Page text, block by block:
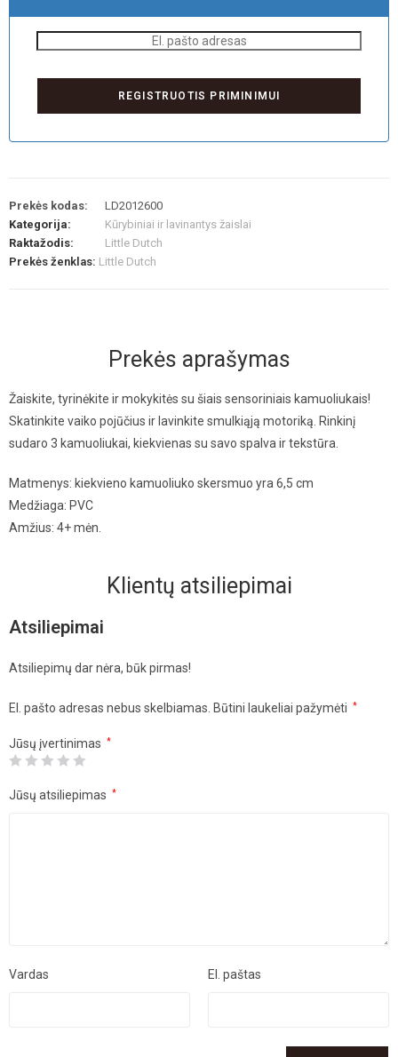
Prekės kodas:
LD2012600
Kategorija:
Kūrybiniai ir lavinantys žaislai
Raktažodis:
Little Dutch
Prekės ženklas: Little Dutch
Prekės aprašymas
Žaiskite, tyrinėkite ir mokykitės su šiais sensoriniais kamuoliukais!
Skatinkite vaiko pojūčius ir lavinkite smulkiąją motoriką. Rinkinį
sudaro 3 kamuoliukai, kiekvienas su savo spalva ir tekstūra.
Matmenys: kiekvieno kamuoliuko skersmuo yra 6,5 cm
Medžiaga: PVC
Amžius: 4+ mėn.
Klientų atsiliepimai
Atsiliepimai
Atsiliepimų dar nėra, būk pirmas!
El. pašto adresas nebus skelbiamas. Būtini laukeliai pažymėti *
Jūsų įvertinimas *
Jūsų atsiliepimas *
Vardas El. paštas